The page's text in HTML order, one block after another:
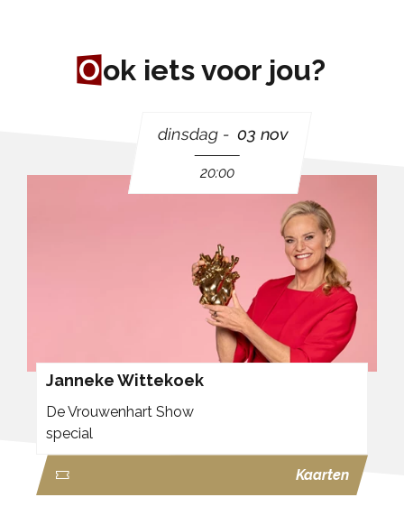
Ook iets voor jou?
dinsdag 03 nov
20:00
Janneke Wittekoek
De Vrouwenhart Show
special
Kaarten